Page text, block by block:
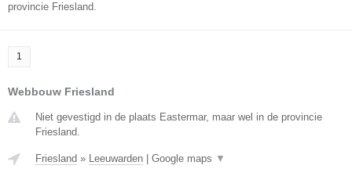
provincie Friesland.
1
Webbouw Friesland
Niet gevestigd in de plaats Eastermar, maar wel in de provincie
Friesland.
Friesland » Leeuwarden Google maps ▼